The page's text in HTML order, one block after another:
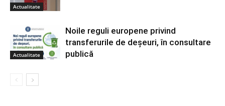
Actualitate
Actualitate
Noile reguli europene privind
transferurile de deșeuri, în consultare
publică